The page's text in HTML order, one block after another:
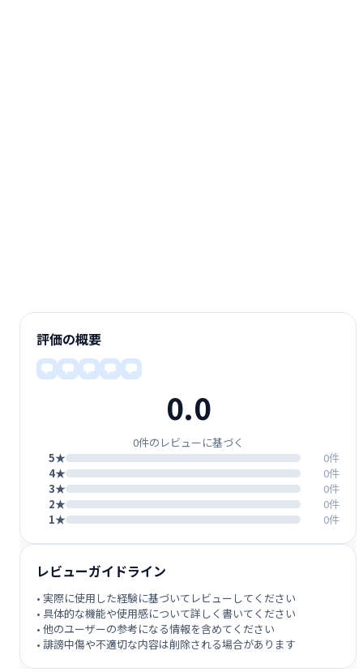
評価の概要
0.0
0件のレビューに基づく
5★
0件
4★
0件
3★
0件
2★
0件
1★
0件
レビューガイドライン
• 実際に使用した経験に基づいてレビューしてください
• 具体的な機能や使用感について詳しく書いてください
• 他のユーザーの参考になる情報を含めてください
• 誹謗中傷や不適切な内容は削除される場合があります